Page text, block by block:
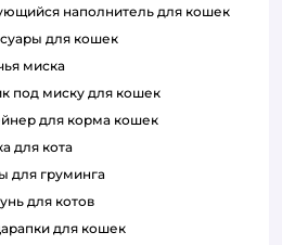
наполнитель для кошек
для кошек
миска
под миску для кошек
для корма кошек
для кота
для груминга
для котов
для кошек